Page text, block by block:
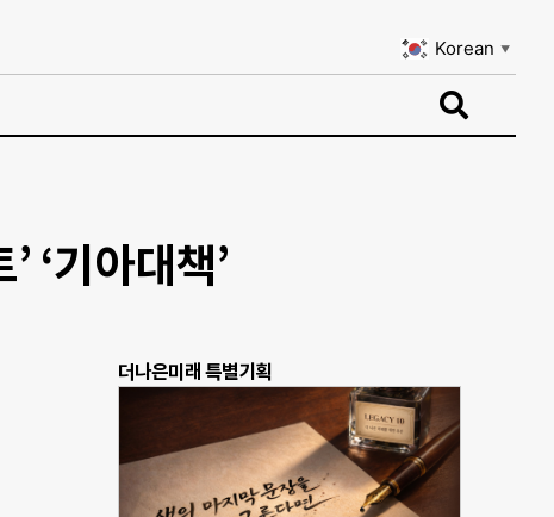
Korean ▼
‘기아대책’
더나은미래 특별기획